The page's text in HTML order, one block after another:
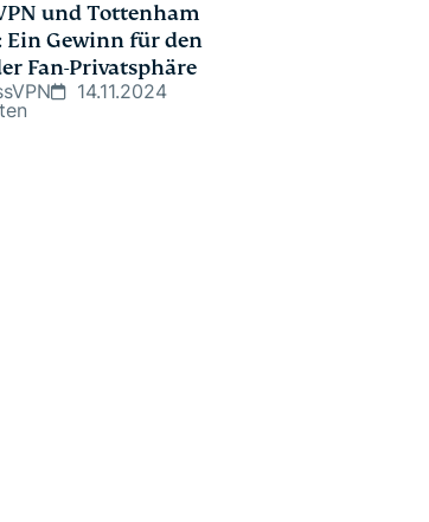
und Tottenham
Ein Gewinn für den
Fan-Privatsphäre
14.11.2024